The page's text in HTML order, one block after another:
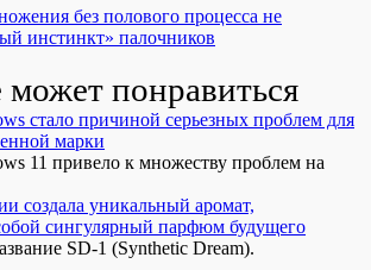
без полового процесса не
инстинкт» палочников
понравиться
стало причиной серьезных проблем для
марки
11 привело к множеству проблем на
создала уникальный аромат,
сингулярный парфюм будущего
SD-1 (Synthetic Dream).